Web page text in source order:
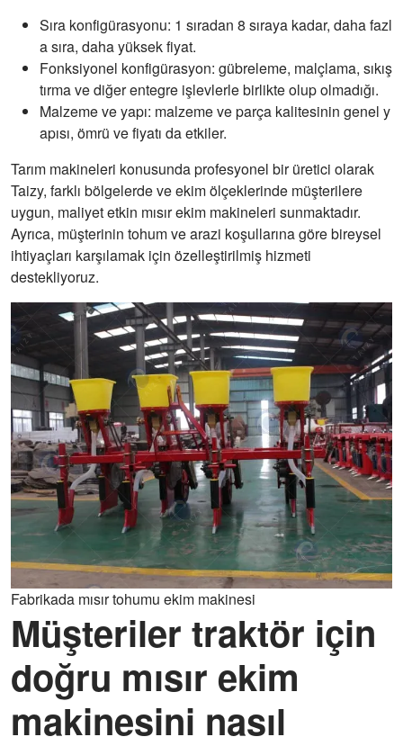
Sıra konfigürasyonu: 1 sıradan 8 sıraya kadar, daha fazl
a sıra, daha yüksek fiyat.
Fonksiyonel konfigürasyon: gübreleme, malçlama, sıkış
tırma ve diğer entegre işlevlerle birlikte olup olmadığı.
Malzeme ve yapı: malzeme ve parça kalitesinin genel y
apısı, ömrü ve fiyatı da etkiler.
Tarım makineleri konusunda profesyonel bir üretici olarak
Taizy, farklı bölgelerde ve ekim ölçeklerinde müşterilere
uygun, maliyet etkin mısır ekim makineleri sunmaktadır.
Ayrıca, müşterinin tohum ve arazi koşullarına göre bireysel
ihtiyaçları karşılamak için özelleştirilmiş hizmeti
destekliyoruz.
Fabrikada mısır tohumu ekim makinesi
Müşteriler traktör için
doğru mısır ekim
makinesini nasıl